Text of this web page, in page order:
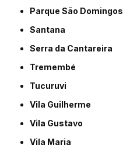
Parque São Domingos
Santana
Serra da Cantareira
Tremembé
Tucuruvi
Vila Guilherme
Vila Gustavo
Vila Maria